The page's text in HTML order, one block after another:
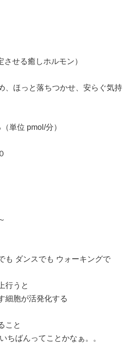
せる癒しホルモン）
、ほっと落ちつかせ、安らぐ気持
単位 pmol/分）
も ダンスでも ウォーキングで
行うと
細胞が活発化する
こと
ちばんってことかなぁ。。